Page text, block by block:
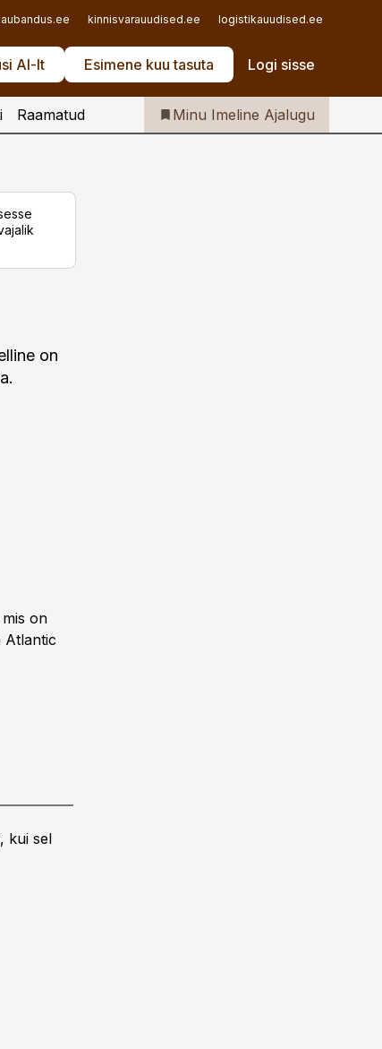
kinnisvarauudised.ee logistikauudised.ee
AI-lt Esimene kuu tasuta Logi sisse
Iseteenindus
Telli Imeline Ajalugu
Raamatud Minu Imeline Ajalugu
on
on
Atlantic
kui sel